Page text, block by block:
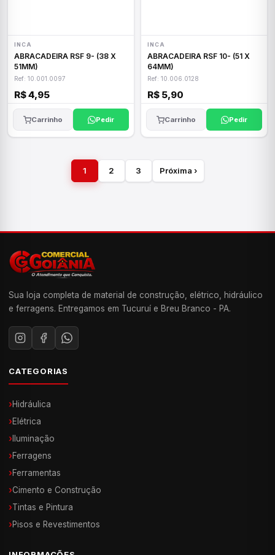
INCA
ABRACADEIRA RSF 9- (38 X
51MM)
Ref: 10.001.0097
R$ 4,95
Carrinho Pedir
INCA
ABRACADEIRA RSF 10- (51 X
64MM)
Ref: 10.006.0128
R$ 5,90
Carrinho Pedir
1 2 3 Próxima ›
Sua loja completa de material de construção, elétrico, hidráulico
e ferragens. Entregamos em Tucuruí e Breu Branco - PA.
CATEGORIAS
›Hidráulica
›Elétrica
› Iluminação
›Ferragens
›Ferramentas
›Cimento e Construção
›Tintas e Pintura
›Pisos e Revestimentos